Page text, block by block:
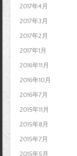
2017年4月
2017年3月
2017年2月
2017年1月
2016年11月
2016年10月
2016年7月
2015年11月
2015年8月
2015年7月
2015年5月